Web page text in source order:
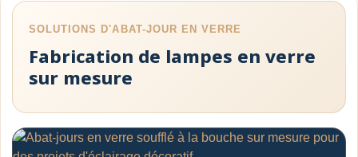
SOLUTIONS D'ABAT-JOUR EN VERRE
Fabrication de lampes en verre
sur mesure